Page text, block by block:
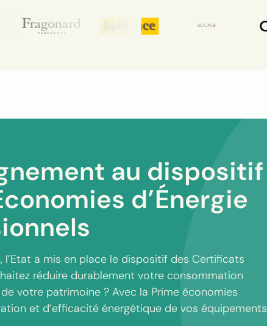
au dispositif
d’Énergie
a mis en place le dispositif des Certificats
réduire durablement votre consommation
votre patrimoine ? Avec la Prime économies
et d’efficacité énergétique de vos équipements